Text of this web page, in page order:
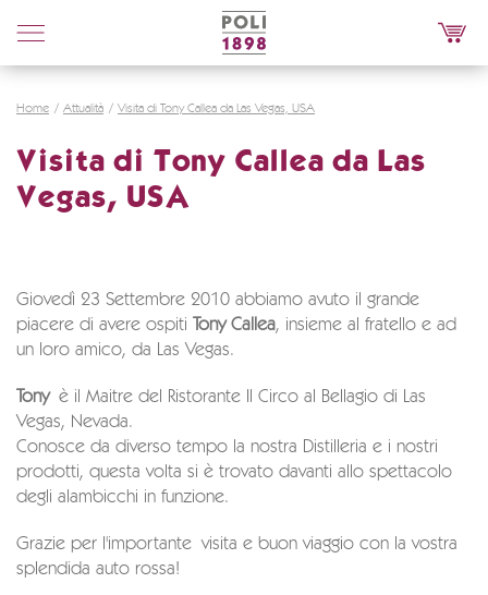
Poli
Distillerie
Home Attualità Visita di Tony Callea da Las Vegas, USA
Visita di Tony Callea da Las
Vegas, USA
Giovedì 23 Settembre 2010 abbiamo avuto il grande
piacere di avere ospiti
Tony Callea, insieme al fratello e ad
un loro amico, da Las Vegas.
Tonyè il Maitre del Ristorante Il Circo al Bellagio di Las
Vegas, Nevada.
Conosce da diverso tempo la nostra Distilleria e i nostri
prodotti, questa volta si è trovato davanti allo spettacolo
degli alambicchi in funzione.
Grazie per l'importante visita e buon viaggio con la vostra
splendida auto rossa!